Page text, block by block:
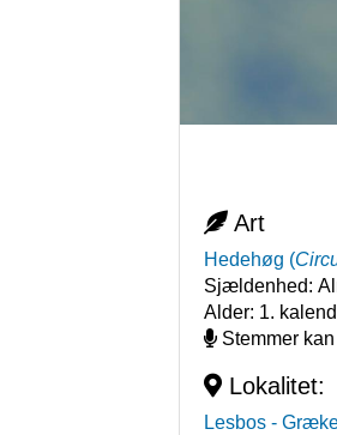
Art
Hedehøg (
Sjældenhed:
Alder: 1.
Stemmer
Lokalitet:
Lesbos -